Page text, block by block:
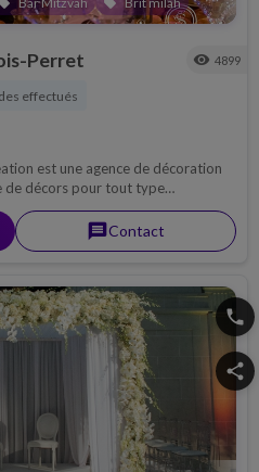
Perret visibility 4899
effectués
de décors pour tout type
mariage juif & Décorateur Bar
messageContact
phone
share